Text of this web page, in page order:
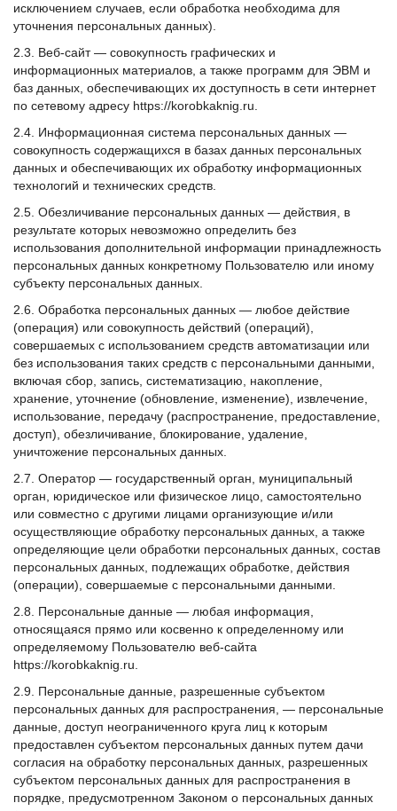
исключением случаев, если обработка необходима для
уточнения персональных данных).
2.3. Веб-сайт — совокупность графических и
информационных материалов, а также программ для ЭВМ и
баз данных, обеспечивающих их доступность в сети интернет
по сетевому адресу https://korobkaknig.ru.
2.4. Информационная система персональных данных —
совокупность содержащихся в базах данных персональных
данных и обеспечивающих их обработку информационных
технологий и технических средств.
2.5. Обезличивание персональных данных — действия, в
результате которых невозможно определить без
использования дополнительной информации принадлежность
персональных данных конкретному Пользователю или иному
субъекту персональных данных.
2.6. Обработка персональных данных — любое действие
(операция) или совокупность действий (операций),
совершаемых с использованием средств автоматизации или
без использования таких средств с персональными данными,
включая сбор, запись, систематизацию, накопление,
хранение, уточнение (обновление, изменение), извлечение,
использование, передачу (распространение, предоставление,
доступ), обезличивание, блокирование, удаление,
уничтожение персональных данных.
2.7. Оператор — государственный орган, муниципальный
орган, юридическое или физическое лицо, самостоятельно
или совместно с другими лицами организующие и/или
осуществляющие обработку персональных данных, а также
определяющие цели обработки персональных данных, состав
персональных данных, подлежащих обработке, действия
(операции), совершаемые с персональными данными.
2.8. Персональные данные — любая информация,
относящаяся прямо или косвенно к определенному или
определяемому Пользователю веб-сайта
https://korobkaknig.ru.
2.9. Персональные данные, разрешенные субъектом
персональных данных для распространения, — персональные
данные, доступ неограниченного круга лиц к которым
предоставлен субъектом персональных данных путем дачи
согласия на обработку персональных данных, разрешенных
субъектом персональных данных для распространения в
порядке, предусмотренном Законом о персональных данных